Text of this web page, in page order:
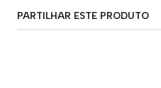
PARTILHAR ESTE PRODUTO